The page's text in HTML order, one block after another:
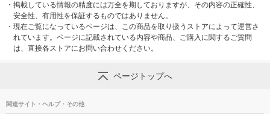
・ 掲載している情報の精度には万全を期しておりますが、その内容の正確性、
安全性、有用性を保証するものではありません。
・ 現在ご覧になっているページは、この商品を取り扱うストアによって運営さ
れています。ページに記載されている内容や商品、ご購入に関するご質問
は、直接各ストアにお問い合わせください。
ページトップへ
関連サイト・ヘルプ・その他